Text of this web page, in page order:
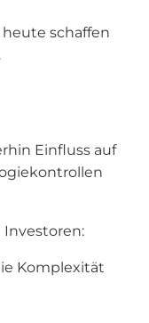
schaffen
Einfluss auf
Komplexität